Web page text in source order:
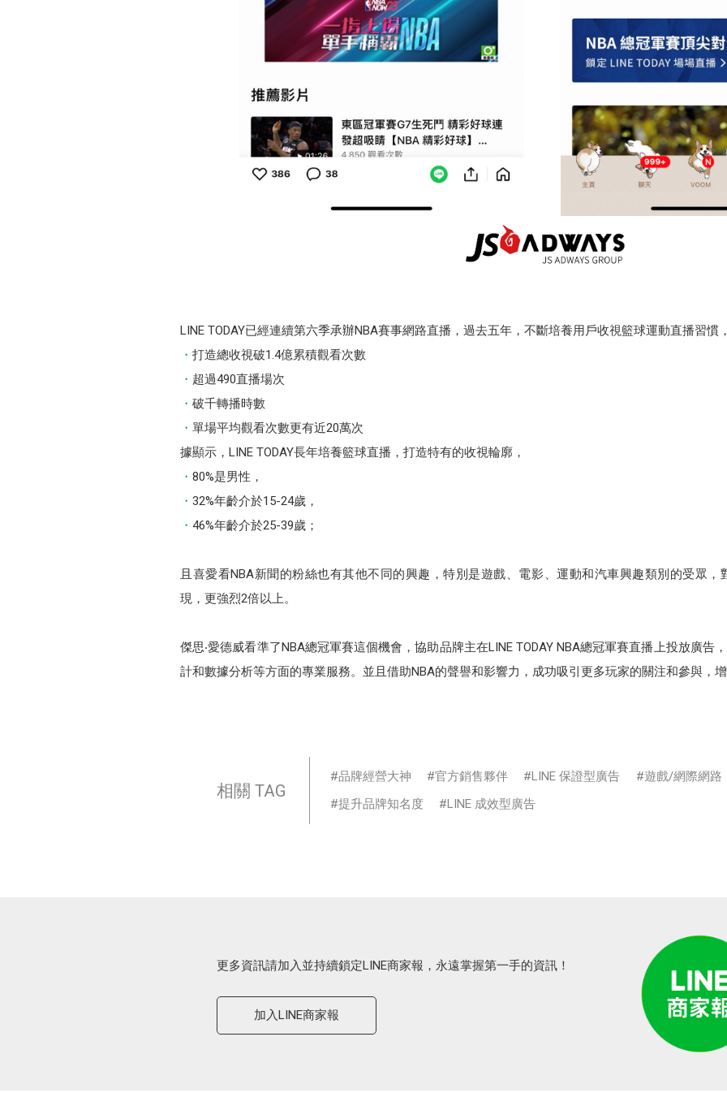
LINE TODAY已經連續第六季承辦NBA賽事網路直播，過去五年，不斷培養用戶收視籃球運動直播習慣
打造總收視破1.4億累積觀看次數
超過490直播場次
破千轉播時數
單場平均觀看次數更有近20萬次
據顯示，LINE TODAY長年培養籃球直播，打造特有的收視輪廓，
80%是男性，
32%年齡介於15-24歲，
46%年齡介於25-39歲；
且喜愛看NBA新聞的粉絲也有其他不同的興趣，特別是遊戲、電影、運動和汽車興趣類別的受眾，
現，更強烈2倍以上。
傑思‧愛德威看準了NBA總冠軍賽這個機會，協助品牌主在LINE TODAY NBA總冠軍賽直播上投放廣告
計和數據分析等方面的專業服務。並且借助NBA的聲譽和影響力，成功吸引更多玩家的關注和參與，
相關 TAG
品牌經營大神 官方銷售夥伴 LINE 保證型廣告
遊戲/網際網路
提升品牌知名度
LINE 成效型廣告
更多資訊請加入並持續鎖定LINE商家報，永遠掌握第一手的資訊！
加入LINE商家報